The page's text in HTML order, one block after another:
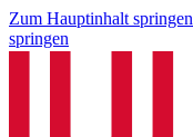
Zum Hauptinhalt springen
springen